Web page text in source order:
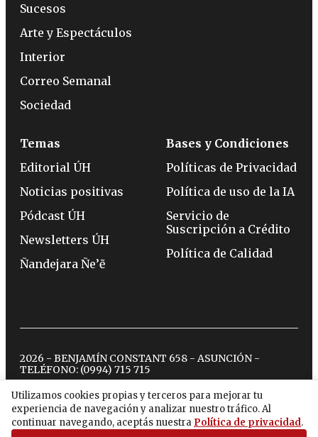
Utilizamos cookies propias y terceros para mejorar tu
experiencia de navegación y analizar nuestro tráfico. Al
continuar navegando, aceptás nuestra Política de privacidad.
Sucesos
Arte y Espectáculos
Interior
Correo Semanal
Sociedad
Temas
Editorial ÚH
Noticias positivas
Pódcast ÚH
Newsletters ÚH
Ñandejara Ñe’ẽ
Bases y Condiciones
Políticas de Privacidad
Política de uso de la IA
Servicio de
Suscripción a Crédito
Política de Calidad
2026 - BENJAMÍN CONSTANT 658 - ASUNCIÓN -
TELÉFONO: (0994) 715 715
twitterinstagram
facebook
tiktokyoutubespotify